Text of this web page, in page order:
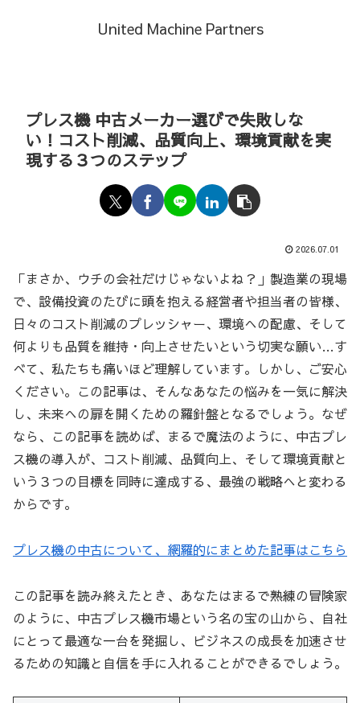
United Machine Partners
プレス機 中古メーカー選びで失敗しな
い！コスト削減、品質向上、環境貢献を実
現する３つのステップ
2026.07.01
「まさか、ウチの会社だけじゃないよね？」製造業の現場
で、設備投資のたびに頭を抱える経営者や担当者の皆様、
日々のコスト削減のプレッシャー、環境への配慮、そして
何よりも品質を維持・向上させたいという切実な願い…す
べて、私たちも痛いほど理解しています。しかし、ご安心
ください。この記事は、そんなあなたの悩みを一気に解決
し、未来への扉を開くための羅針盤となるでしょう。なぜ
なら、この記事を読めば、まるで魔法のように、中古プレ
ス機の導入が、コスト削減、品質向上、そして環境貢献と
いう３つの目標を同時に達成する、最強の戦略へと変わる
からです。
プレス機の中古について、網羅的にまとめた記事はこちら
この記事を読み終えたとき、あなたはまるで熟練の冒険家
のように、中古プレス機市場という名の宝の山から、自社
にとって最適な一台を発掘し、ビジネスの成長を加速させ
るための知識と自信を手に入れることができるでしょう。